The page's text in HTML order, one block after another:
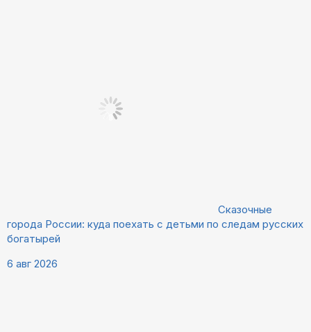
Сказочные
города России: куда поехать с детьми по следам русских
богатырей
6 авг 2026